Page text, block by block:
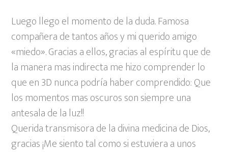
Luego llego el momento de la duda. Famosa
compañera de tantos años y mi querido amigo
«miedo». Gracias a ellos, gracias al espíritu que de
la manera mas indirecta me hizo comprender lo
que en 3D nunca podría haber comprendido: Que
los momentos mas oscuros son siempre una
antesala de la luz!!
Querida transmisora de la divina medicina de Dios,
gracias ¡Me siento tal como si estuviera a unos